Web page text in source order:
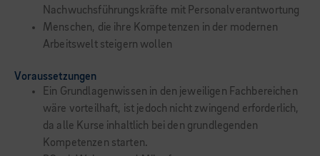
Nachwuchsführungskräfte mit Personalverantwortung
Menschen, die ihre Kompetenzen in der modernen
Arbeitswelt steigern wollen
Voraussetzungen
Ein Grundlagenwissen in den jeweiligen Fachbereichen
wäre vorteilhaft, ist jedoch nicht zwingend erforderlich,
da alle Kurse inhaltlich bei den grundlegenden
Kompetenzen starten.